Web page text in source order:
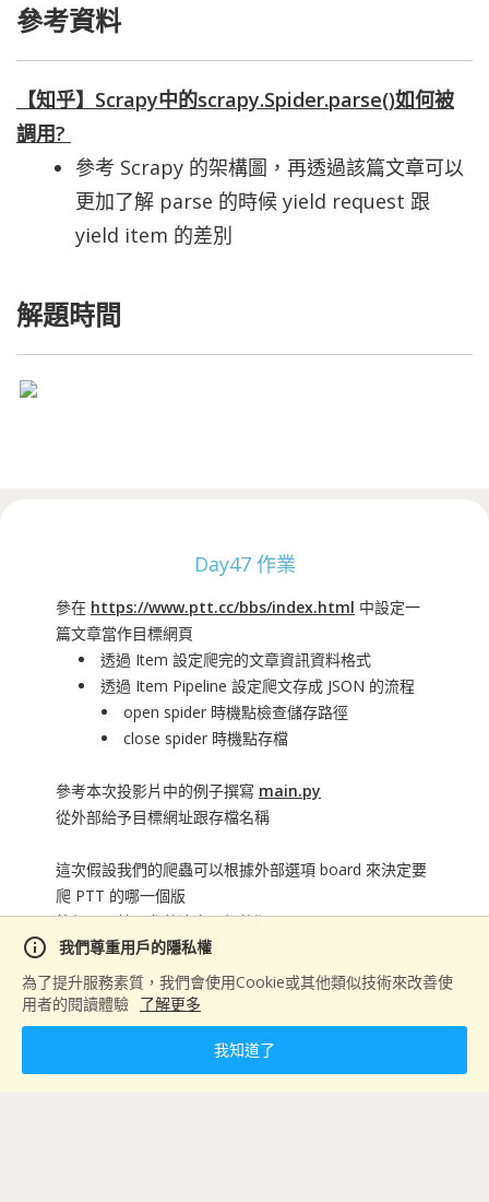
參考資料
【知乎】Scrapy中的scrapy.Spider.parse()如何被
調用?
參考 Scrapy 的架構圖，再透過該篇文章可以
更加了解 parse 的時候 yield request 跟
yield item 的差別
解題時間
Day47 作業
參在 https://www.ptt.cc/bbs/index.html 中設定一
篇文章當作目標網頁
透過 Item 設定爬完的文章資訊資料格式
透過 Item Pipeline 設定爬文存成 JSON 的流程
open spider 時機點檢查儲存路徑
close spider 時機點存檔
參考本次投影片中的例子撰寫 main.py
從外部給予目標網址跟存檔名稱
這次假設我們的爬蟲可以根據外部選項 board 來決定要
爬 PTT 的哪一個版
外部可以給予參數決定目標的版 (e.g. Gossiping, NBA,
…)
爬蟲內部處理文章列表與內容
透過 Item Pipeline 將結果存成 JSON
請點擊下方檢視範例參考 Data 專案資料夾，作業請提
交產出的 py 檔案至 github 後，回到官網提交 github 作
info
我們尊重用戶的隱私權
為了提升服務素質，我們會使用Cookie或其他類似技術來改善使
用者的閱讀體驗 了解更多
我知道了